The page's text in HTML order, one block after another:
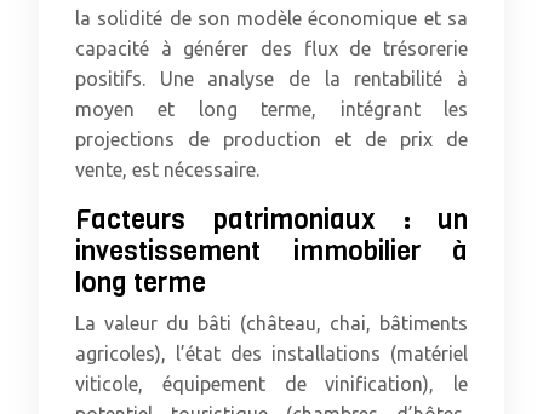
la solidité de son modèle économique et sa
capacité à générer des flux de trésorerie
positifs. Une analyse de la rentabilité à
moyen et long terme, intégrant les
projections de production et de prix de
vente, est nécessaire.
Facteurs patrimoniaux : un
investissement immobilier à
long terme
La valeur du bâti (château, chai, bâtiments
agricoles), l’état des installations (matériel
viticole, équipement de vinification), le